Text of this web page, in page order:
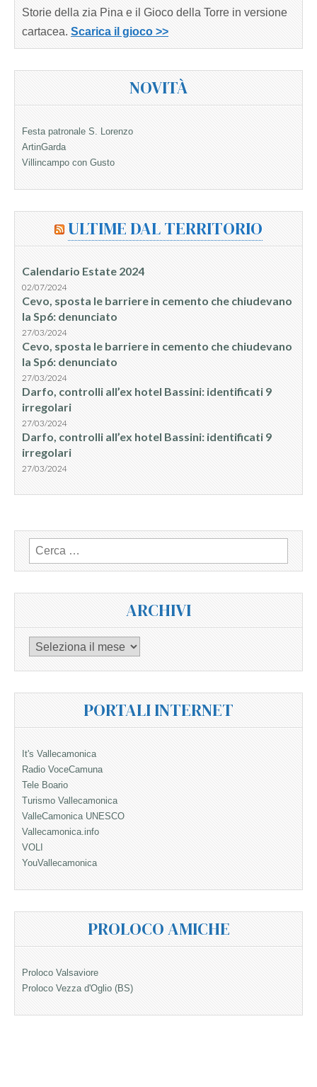
Storie della zia Pina e il Gioco della Torre in versione
cartacea. Scarica il gioco >>
NOVITÀ
Festa patronale S. Lorenzo
ArtinGarda
Villincampo con Gusto
ULTIME DAL TERRITORIO
Calendario Estate 2024
02/07/2024
Cevo, sposta le barriere in cemento che chiudevano
la Sp6: denunciato
27/03/2024
Cevo, sposta le barriere in cemento che chiudevano
la Sp6: denunciato
27/03/2024
Darfo, controlli all’ex hotel Bassini: identificati 9
irregolari
27/03/2024
Darfo, controlli all’ex hotel Bassini: identificati 9
irregolari
27/03/2024
Ricerca
per:
ARCHIVI
Archivi
PORTALI INTERNET
It's Vallecamonica
Radio VoceCamuna
Tele Boario
Turismo Vallecamonica
ValleCamonica UNESCO
Vallecamonica.info
VOLI
YouVallecamonica
PROLOCO AMICHE
Proloco Valsaviore
Proloco Vezza d'Oglio (BS)